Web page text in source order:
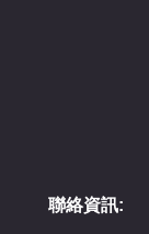
聯絡資訊: